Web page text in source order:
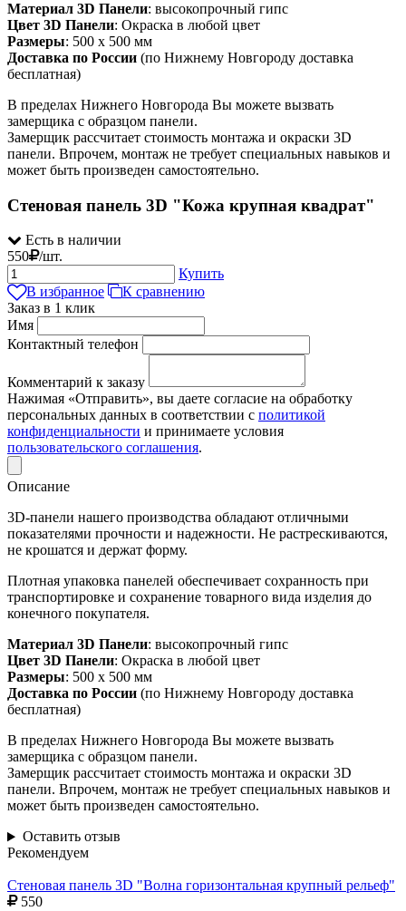
Материал 3D Панели: высокопрочный гипс
Цвет 3D Панели: Окраска в любой цвет
Размеры: 500 х 500 мм
Доставка по России (по Нижнему Новгороду доставка
бесплатная)
В пределах Нижнего Новгорода Вы можете вызвать
замерщика с образцом панели.
Замерщик рассчитает стоимость монтажа и окраски 3D
панели. Впрочем, монтаж не требует специальных навыков и
может быть произведен самостоятельно.
Стеновая панель 3D "Кожа крупная квадрат"
Есть в наличии
550
/шт.
Купить
В избранное
К сравнению
Заказ в 1 клик
Имя
Контактный телефон
Комментарий к заказу
Нажимая «Отправить», вы даете согласие на обработку
персональных данных в соответствии с политикой
конфиденциальности и принимаете условия
пользовательского соглашения.
Описание
3D-панели нашего производства обладают отличными
показателями прочности и надежности. Не растрескиваются,
не крошатся и держат форму.
Плотная упаковка панелей обеспечивает сохранность при
транспортировке и сохранение товарного вида изделия до
конечного покупателя.
Материал 3D Панели: высокопрочный гипс
Цвет 3D Панели: Окраска в любой цвет
Размеры: 500 х 500 мм
Доставка по России (по Нижнему Новгороду доставка
бесплатная)
В пределах Нижнего Новгорода Вы можете вызвать
замерщика с образцом панели.
Замерщик рассчитает стоимость монтажа и окраски 3D
панели. Впрочем, монтаж не требует специальных навыков и
может быть произведен самостоятельно.
Оставить отзыв
Рекомендуем
Стеновая панель 3D "Волна горизонтальная крупный рельеф"
550